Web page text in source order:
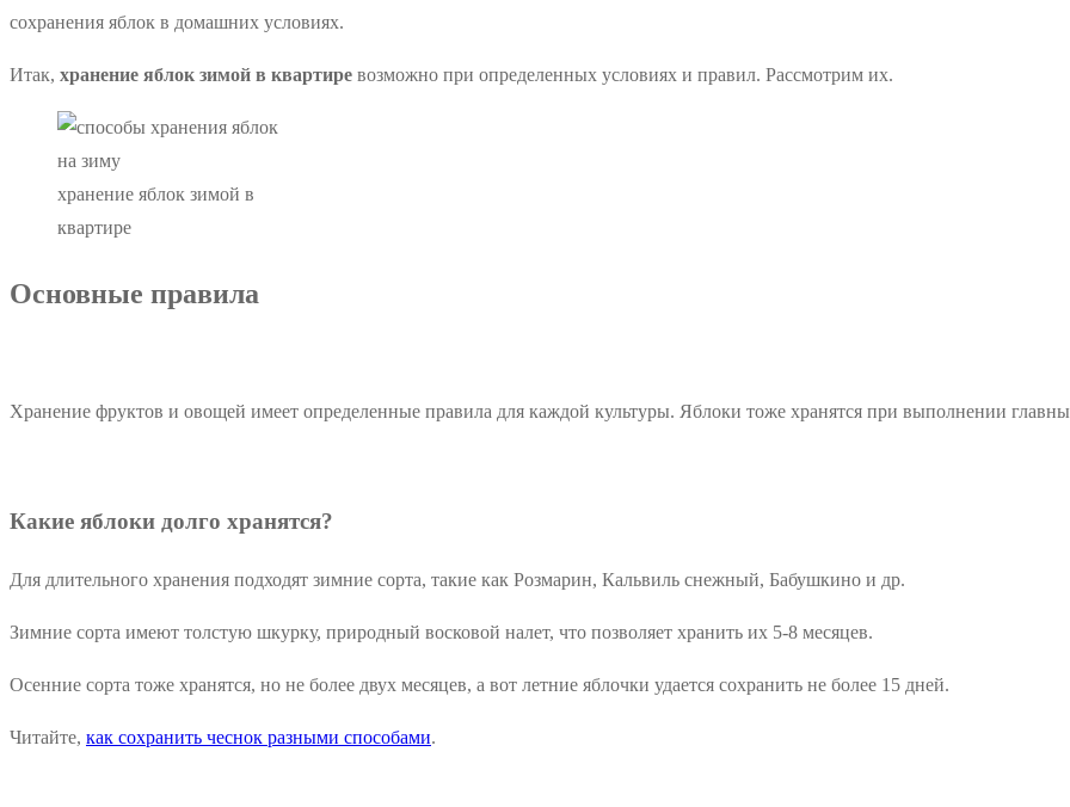
сохранения яблок в домашних условиях.
Итак, хранение яблок зимой в квартире возможно при определенных условиях и правил. Рассмотрим их.
хранение яблок зимой в
квартире
Основные правила
Хранение фруктов и овощей имеет определенные правила для каждой культуры. Яблоки тоже хранятся при выполнении
Какие яблоки долго хранятся?
Для длительного хранения подходят зимние сорта, такие как Розмарин, Кальвиль снежный, Бабушкино и др.
Зимние сорта имеют толстую шкурку, природный восковой налет, что позволяет хранить их 5-8 месяцев.
Осенние сорта тоже хранятся, но не более двух месяцев, а вот летние яблочки удается сохранить не более 15 дней.
Читайте, как сохранить чеснок разными способами.